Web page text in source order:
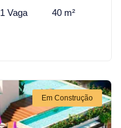
1 Vaga 40 m²
Em Construção